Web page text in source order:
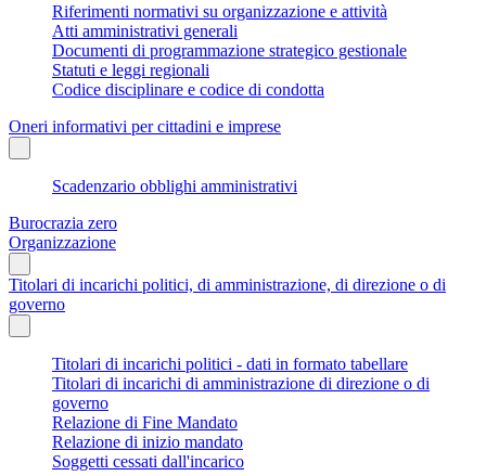
Riferimenti normativi su organizzazione e attività
Atti amministrativi generali
Documenti di programmazione strategico gestionale
Statuti e leggi regionali
Codice disciplinare e codice di condotta
Oneri informativi per cittadini e imprese
Scadenzario obblighi amministrativi
Burocrazia zero
Organizzazione
Titolari di incarichi politici, di amministrazione, di direzione o di
governo
Titolari di incarichi politici - dati in formato tabellare
Titolari di incarichi di amministrazione di direzione o di
governo
Relazione di Fine Mandato
Relazione di inizio mandato
Soggetti cessati dall'incarico